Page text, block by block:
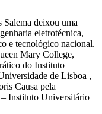
deixou uma
eletrotécnica,
e tecnológico nacional.
Mary College,
do Instituto
de Lisboa ,
Causa pela
Instituto Universitário